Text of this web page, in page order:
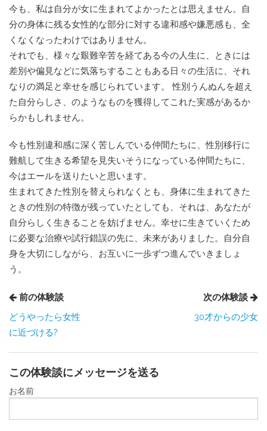
今も、私は自分が女に生まれてよかったとは思えません。自
分の身体に残る女性的な部分に対する違和感や嫌悪感も、全
くなくなったわけではありません。
それでも、様々な艱難辛苦を経てある今の人生に、ときには
差別や偏見などに気落ちすることもある日々の生活に、それ
なりの満足と幸せを感じられています。 性別うんぬんを超え
た自分らしさ、のようなものを獲得してこれた実感があるか
らかもしれません。
今も性別違和感に深く苦しんでいる仲間たちに、性別移行に
難航して生きる希望を見失いそうになっている仲間たちに、
今はエールを送りたいと思います。
生まれてきた性別を替えられなくとも、身体に生まれてきた
ときの性別の特徴が残っていたとしても、それは、あなたが
自分らしく生きることを妨げません。幸せに生きていくため
に必要な治療や試行錯誤の先に、未来がありました。自分自
身を大切にしながら、お互いに一歩ずつ進んでいきましょ
う。
前の体験談
どうやったら女性
に近づける?
次の体験談
30才からの少女
この体験談にメッセージを送る
お名前